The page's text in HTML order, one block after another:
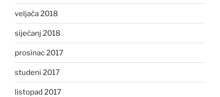
veljača 2018
siječanj 2018
prosinac 2017
studeni 2017
listopad 2017